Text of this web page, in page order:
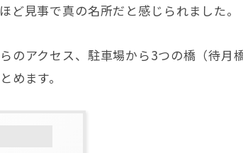
ど見事で真の名所だと感じられました。
のアクセス、駐車場から3つの橋（待月
めます。